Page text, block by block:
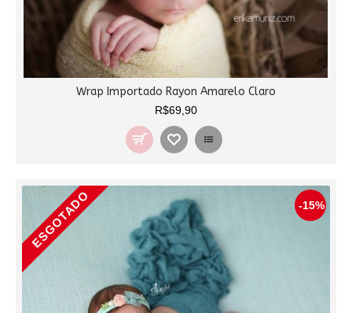
Wrap Importado Rayon Amarelo Claro
R$69,90
-15%
ESGOTADO